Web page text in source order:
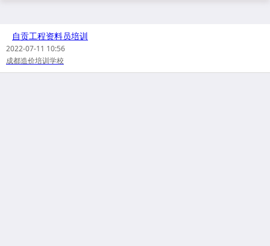
自贡工程资料员培训
2022-07-11 10:56
成都造价培训学校